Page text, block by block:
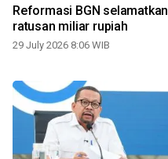
Reformasi BGN selamatkan
ratusan miliar rupiah
29 July 2026 8:06 WIB